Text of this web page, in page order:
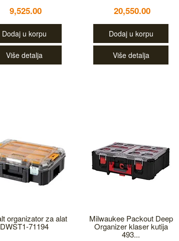
9,525.00
Dodaj u korpu
Više detalja
20,550.00
Dodaj u korpu
Više detalja
organizator za alat
DWST1-71194
Milwaukee Packout Deep
Organizer klaser kutija
493...